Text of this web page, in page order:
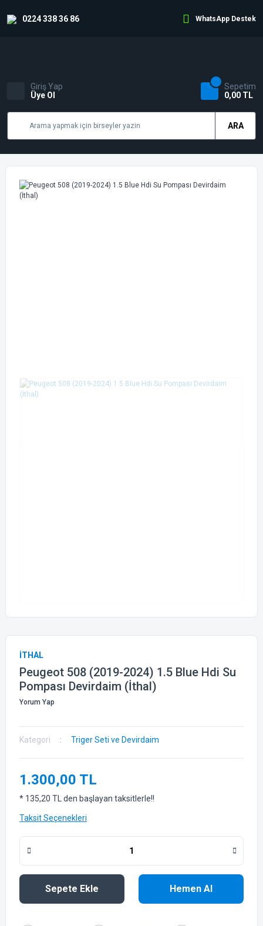
0224 338 36 86 WhatsApp Destek
ARA
Giriş Yap
Üye Ol
Sepetim
0,00 TL
İTHAL
Peugeot 508 (2019-2024) 1.5 Blue Hdi Su
Pompası Devirdaim (İthal)
Yorum Yap
Kategori Triger Seti ve Devirdaim
1.300,00 TL
* 135,20 TL den başlayan taksitlerle!!
Taksit Seçenekleri
Sepete Ekle Hemen Al